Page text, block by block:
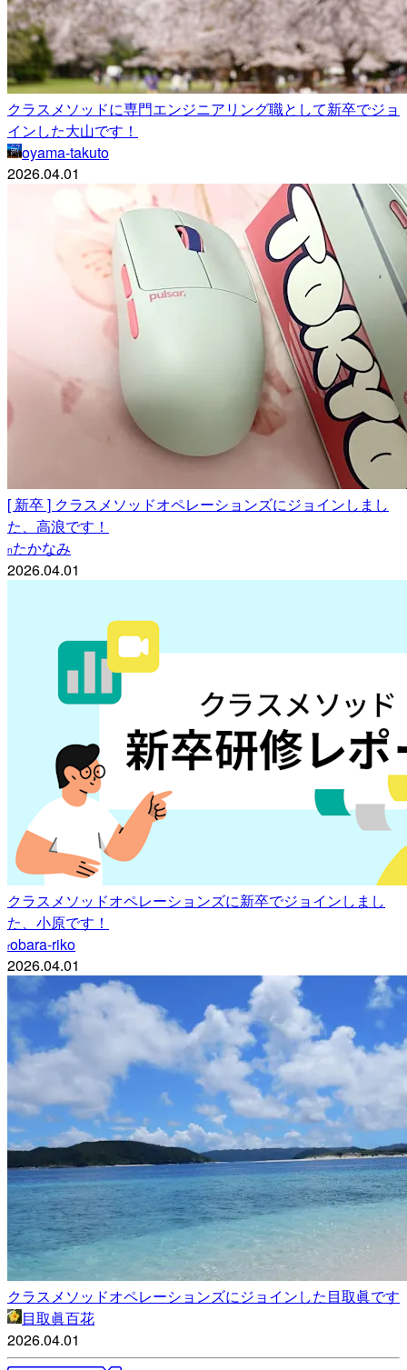
クラスメソッドに専門エンジニアリング職として新卒でジョ
インした大山です！
oyama-takuto
2026.04.01
[ 新卒 ] クラスメソッドオペレーションズにジョインしまし
た、高浪です！
nたかなみ
2026.04.01
クラスメソッドオペレーションズに新卒でジョインしまし
た、小原です！
robara-riko
2026.04.01
クラスメソッドオペレーションズにジョインした目取眞です
目取眞百花
2026.04.01